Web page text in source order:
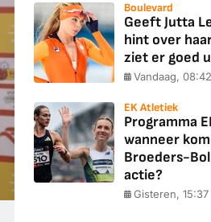
Boulevard
Geeft Jutta
hint over
ziet er goed
Vandaag, 08:42
EK Atletiek
Programma
wanneer
Broeders-Bol
actie?
Gisteren, 15:37